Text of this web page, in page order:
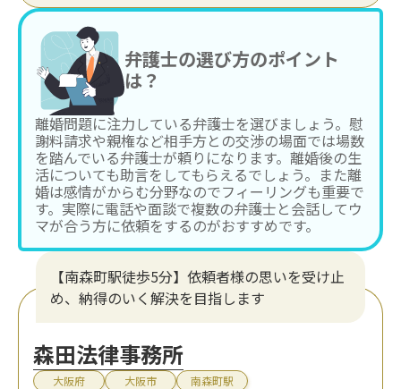
弁護士の選び方のポイント
は？
離婚問題に注力している弁護士を選びましょう。慰
謝料請求や親権など相手方との交渉の場面では場数
を踏んでいる弁護士が頼りになります。離婚後の生
活についても助言をしてもらえるでしょう。また離
婚は感情がからむ分野なのでフィーリングも重要で
す。実際に電話や面談で複数の弁護士と会話してウ
マが合う方に依頼をするのがおすすめです。
【南森町駅徒歩5分】依頼者様の思いを受け止
め、納得のいく解決を目指します
森田法律事務所
大阪府 大阪市 南森町駅